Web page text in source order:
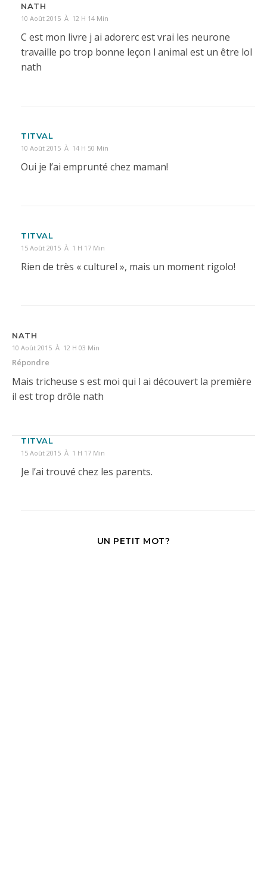
NATH
10 Août 2015 À 12 H 14 Min
C est mon livre j ai adorerc est vrai les neurone
travaille po trop bonne leçon l animal est un être lol
nath
TITVAL
10 Août 2015 À 14 H 50 Min
Oui je l’ai emprunté chez maman!
TITVAL
15 Août 2015 À 1 H 17 Min
Rien de très « culturel », mais un moment rigolo!
NATH
10 Août 2015 À 12 H 03 Min
Répondre
Mais tricheuse s est moi qui l ai découvert la première
il est trop drôle nath
TITVAL
15 Août 2015 À 1 H 17 Min
Je l’ai trouvé chez les parents.
UN PETIT MOT?